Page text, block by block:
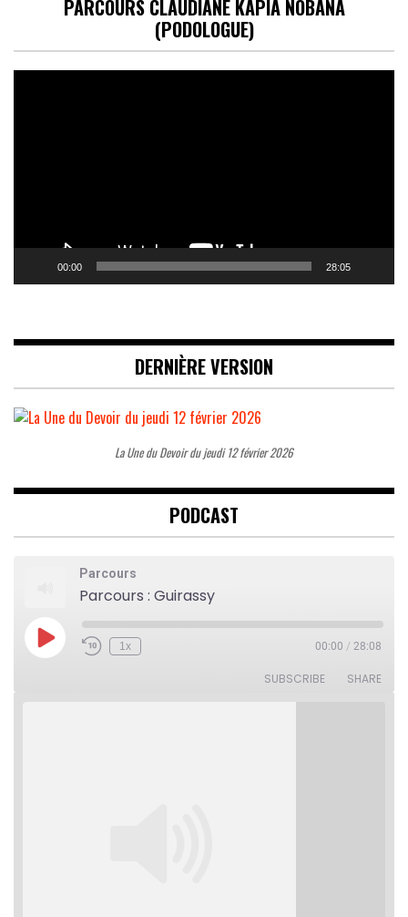
PARCOURS CLAUDIANE KAPIA NOBANA
(PODOLOGUE)
00:00 28:05
DERNIÈRE VERSION
La Une du Devoir du jeudi 12 février 2026
PODCAST
Parcours
Parcours : Guirassy
Play
Episode
Rewind
1x 00:00 / 28:08
SUBSCRIBE SHARE